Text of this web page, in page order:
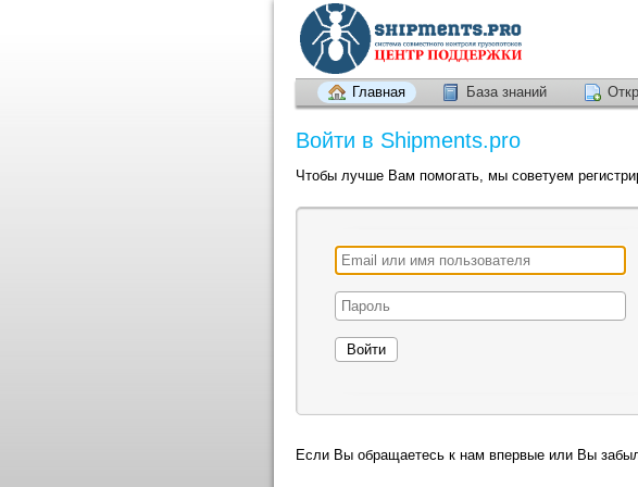
Главная База знаний
Войти в Shipments.pro
Чтобы лучше Вам помогать, мы советуем
Если Вы обращаетесь к нам впервые или Вы